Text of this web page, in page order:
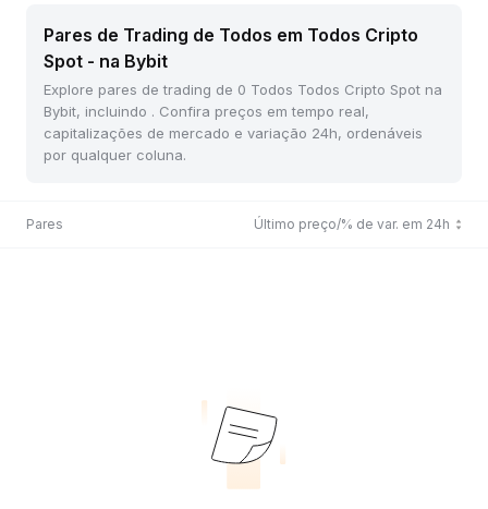
Pares de Trading de Todos em Todos Cripto
Spot - na Bybit
Explore pares de trading de 0 Todos Todos Cripto Spot na
Bybit, incluindo . Confira preços em tempo real,
capitalizações de mercado e variação 24h, ordenáveis
por qualquer coluna.
Pares Último preço/% de var. em 24h